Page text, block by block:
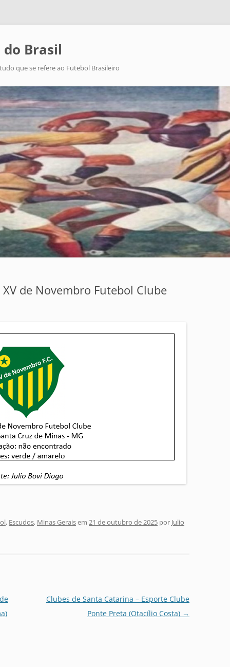
Brasil
que se refere ao Futebol Brasileiro
de Novembro Futebol Clube
, Escudos, Minas Geraisem 21 de outubro de 2025 por Julio
Clubes de Santa Catarina – Esporte Clube
Ponte Preta (Otacílio Costa) →